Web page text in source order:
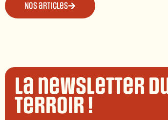
Nos articles
La newsletter
terroir !